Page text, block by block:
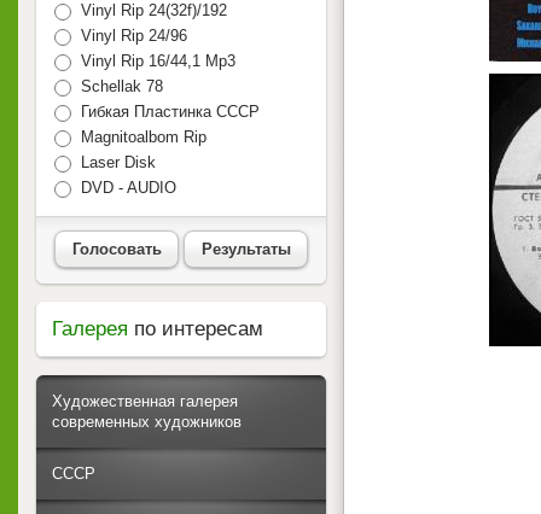
Vinyl Rip 24(32f)/192
Vinyl Rip 24/96
Vinyl Rip 16/44,1 Mp3
Schellak 78
Гибкая Пластинка СССР
Magnitoalbom Rip
Laser Disk
DVD - AUDIO
Голосовать Результаты
Галерея по интересам
Художественная галерея
современных художников
СССР